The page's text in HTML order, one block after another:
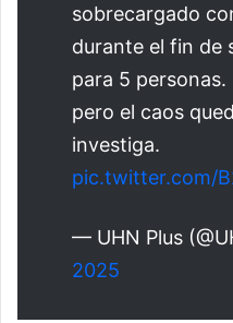
sobrecargado
durante el fin de
para 5
pero el caos
investiga.
pic.twitter.com/
— UHN Plus
2025